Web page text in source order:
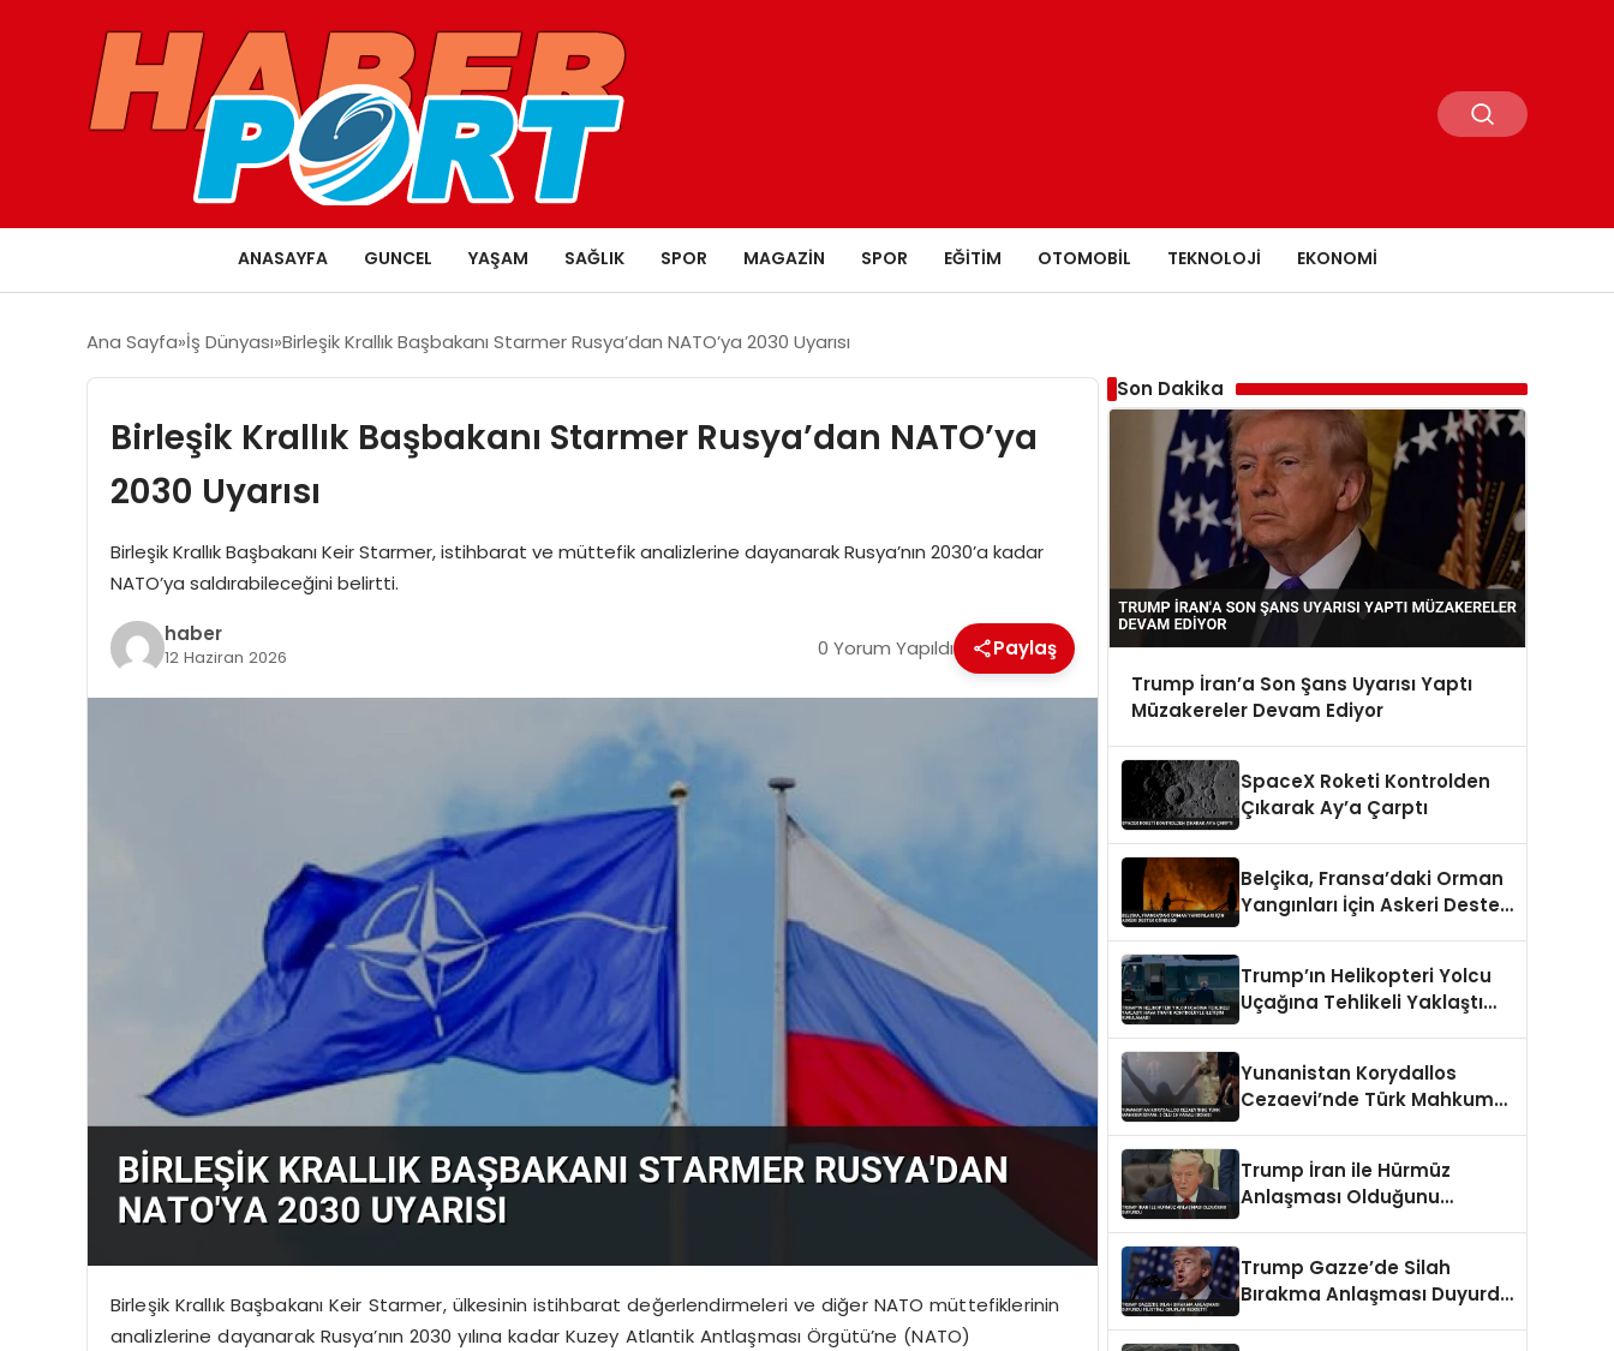
ANASAYFA GUNCEL YAŞAM SAĞLIK SPOR MAGAZIN SPOR EĞITIM OTOMOBIL TEKNOLOJI EKONOMI
Ana Sayfa İş Dünyası Birleşik Krallık Başbakanı Starmer Rusya’dan NATO’ya 2030 Uyarısı
Birleşik Krallık Başbakanı Starmer Rusya’dan NATO’ya
2030 Uyarısı
Birleşik Krallık Başbakanı Keir Starmer, istihbarat ve müttefik analizlerine dayanarak Rusya’nın 2030’a kadar
NATO’ya saldırabileceğini belirtti.
haber
12 Haziran 2026 0 Yorum Yapıldı Paylaş
Birleşik Krallık Başbakanı Keir Starmer, ülkesinin istihbarat değerlendirmeleri ve diğer NATO müttefiklerinin
analizlerine dayanarak Rusya’nın 2030 yılına kadar Kuzey Atlantik Antlaşması Örgütü’ne (NATO)
Son Dakika
Trump İran’a Son Şans Uyarısı Yaptı
Müzakereler Devam Ediyor
SpaceX Roketi Kontrolden
Çıkarak Ay’a Çarptı
Belçika, Fransa’daki Orman
Yangınları İçin Askeri Destek
Trump’ın Helikopteri Yolcu
Uçağına Tehlikeli Yaklaştı
Yunanistan Korydallos
Cezaevi’nde Türk Mahkum
Trump İran ile Hürmüz
Anlaşması Olduğunu
Trump Gazze’de Silah
Bırakma Anlaşması Duyurdu